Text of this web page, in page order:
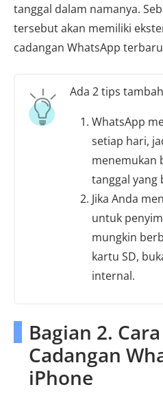
tanggal dalam namanya.
tersebut akan memiliki
cadangan WhatsApp
Ada 2 tips
WhatsApp
setiap hari,
menemukan
tanggal yang
Jika Anda
untuk
mungkin
kartu SD,
internal.
Bagian 2.
Cadangan
iPhone